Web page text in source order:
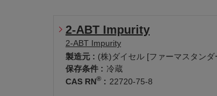
2-ABT Impurity
2-ABT Impurity
製造元 : (株)ダイセル [ファーマスタンダ
保存条件 : 冷蔵
CAS RN® : 22720-75-8